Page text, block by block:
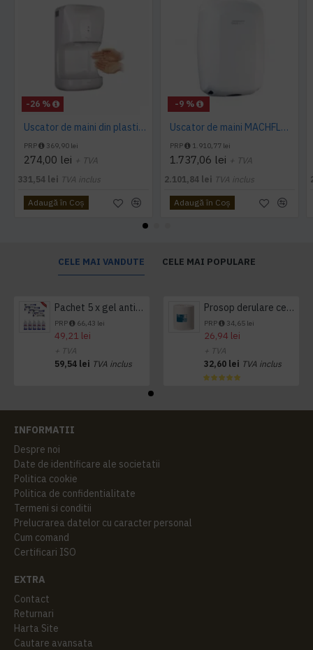
-26 %
Uscator de maini din plastic 1400 W AQAS
PRP 369,90 lei
274,00 lei + TVA
331,54 lei TVA inclus
Adaugă în Coş
-9 %
Uscator de maini MACHFLOW, gama Eco, actionare cu senzor, Mediclinics
PRP 1.910,77 lei
1.737,06 lei + TVA
2.101,84 lei TVA inclus
Adaugă în Coş
CELE MAI VANDUTE CELE MAI POPULARE
Pachet 5 x gel antibacterian 50ml si 3 x Servetele antibacteriene 48 buc Hygienium
PRP 66,43 lei
49,21 lei
+ TVA
59,54 lei TVA inclus
Prosop derulare centrala 1 pliu, 300 m Tork
PRP 34,65 lei
26,94 lei
+ TVA
32,60 lei TVA inclus
INFORMATII
Despre noi
Date de identificare ale societatii
Politica cookie
Politica de confidentialitate
Termeni si conditii
Prelucrarea datelor cu caracter personal
Cum comand
Certificari ISO
EXTRA
Contact
Returnari
Harta Site
Cautare avansata